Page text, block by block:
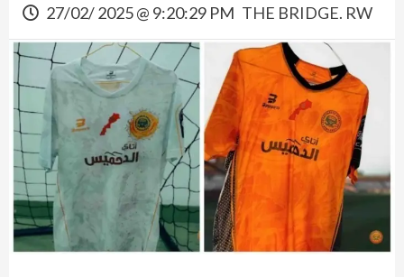
27/02/ 2025 @ 9:20:29 PM THE BRIDGE. RW